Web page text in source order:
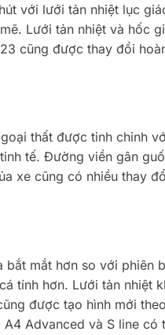
với lưới tản nhiệt lục
Lưới tản nhiệt và hốc
cũng được thay đổi
thất được tinh chỉnh
tế. Đường viền gân
xe cũng có nhiều thay
mắt hơn so với phiên
tính hơn. Lưới tản nhiệt
được tạo hình mới
Advanced và S line có